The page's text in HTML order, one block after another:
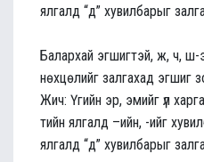
ялгалд “д” хувилбарыг
Балархай эгшигтэй, ж, ч, ш-
нөхцөлийг залгахад эгшиг
Жич: Үгийн эр, эмийг үл
тийн ялгалд –ийн, -ийг
ялгалд “д” хувилбарыг